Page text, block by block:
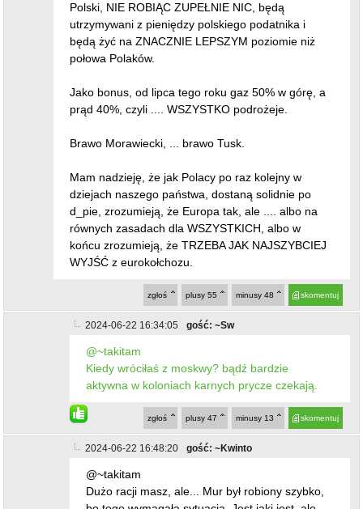
Polski, NIE ROBIĄC ZUPEŁNIE NIC, będą
utrzymywani z pieniędzy polskiego podatnika i
będą żyć na ZNACZNIE LEPSZYM poziomie niż
połowa Polaków.
Jako bonus, od lipca tego roku gaz 50% w górę, a
prąd 40%, czyli .... WSZYSTKO podrożeje.
Brawo Morawiecki, ... brawo Tusk.
Mam nadzieję, że jak Polacy po raz kolejny w
dziejach naszego państwa, dostaną solidnie po
d_pie, zrozumieją, że Europa tak, ale .... albo na
równych zasadach dla WSZYSTKICH, albo w
końcu zrozumieją, że TRZEBA JAK NAJSZYBCIEJ
WYJŚĆ z eurokołchozu.
skomentuj
minusy 48
plusy 55
zgłoś
2024-06-22 16:34:05 gość: ~Sw
@~takitam
Kiedy wróciłaś z moskwy? bądź bardzie
aktywna w koloniach karnych prycze czekają.
skomentuj
minusy 13
plusy 47
zgłoś
2024-06-22 16:48:20 gość: ~Kwinto
@~takitam
Dużo racji masz, ale... Mur był robiony szybko,